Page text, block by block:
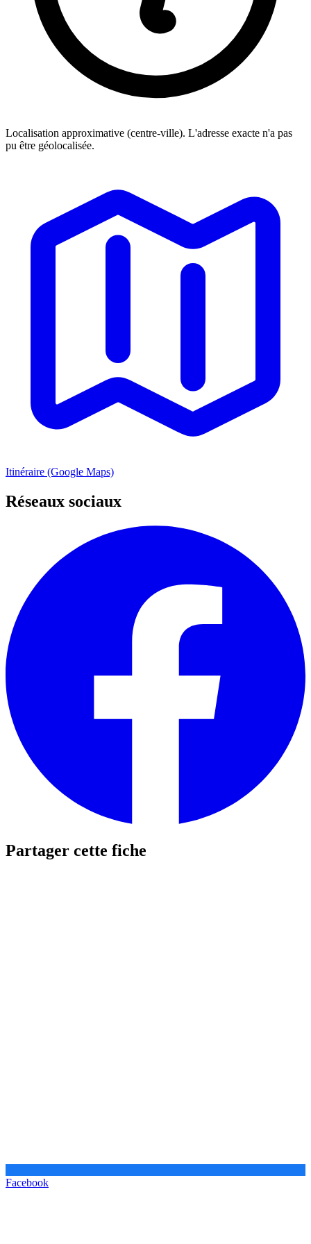
Localisation approximative (centre-ville). L'adresse exacte n'a pas
pu être géolocalisée.
Itinéraire (Google Maps)
Réseaux sociaux
Partager cette fiche
Facebook